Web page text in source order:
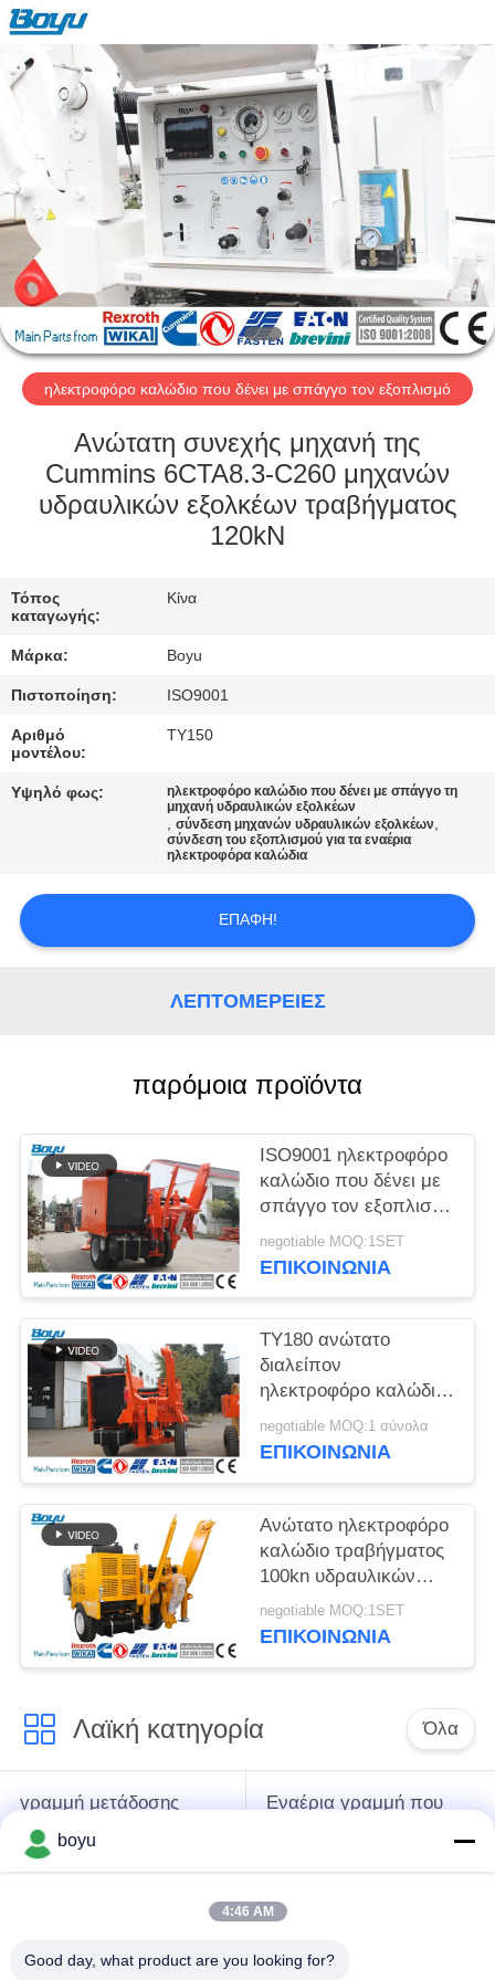
ΣΠΊΤΙ
ΠΡΟΪΌΝΤΑ
ΠΕΡΊΠΟΥ
ΕΜΕΊΣ
ΓΎΡΟΣ
ΕΡΓΟΣΤΑΣΊΩΝ
ΠΟΙΟΤΙΚΌΣ
ΈΛΕΓΧΟΣ
ΕΛΆΤΕ
ΣΕ
ΕΠΑΦΉ
ΕΙΔΉΣΕΙΣ
ΖΗΤΉΣΤΕ
ΈΝΑ
ΑΠΌΣΠΑΣΜΑ
2026
Yixing
Power
Machinery
Co.,LTD.
ηλεκτροφόρο καλώδιο που δένει με σπάγγο τον εξοπλισμό
Ανώτατη συνεχής μηχανή της
Cummins 6CTA8.3-C260 μηχανών
υδραυλικών εξολκέων τραβήγματος
120kN
Τόπος
καταγωγής:
Κίνα
Μάρκα: Boyu
Πιστοποίηση: ISO9001
Αριθμό
μοντέλου:
TY150
Υψηλό φως:
ηλεκτροφόρο καλώδιο που δένει με σπάγγο τη
μηχανή υδραυλικών εξολκέων
,σύνδεση μηχανών υδραυλικών εξολκέων,
σύνδεση του εξοπλισμού για τα εναέρια
ηλεκτροφόρα καλώδια
ΕΠΑΦΉ!
ΛΕΠΤΟΜΈΡΕΙΕΣ
παρόμοια προϊόντα
ISO9001 ηλεκτροφόρο
καλώδιο που δένει με
σπάγγο τον εξοπλισμό
για τα γενικά έξοδα
που δένει με σπάγγο
negotiable MOQ:1SET
ΕΠΙΚΟΙΝΩΝΊΑ
TY180 ανώτατο
διαλείπον
ηλεκτροφόρο καλώδιο
τραβήγματος 190kN
που δένει με σπάγγο
negotiable MOQ:1 σύνολα
ΕΠΙΚΟΙΝΩΝΊΑ
Ανώτατο ηλεκτροφόρο
καλώδιο τραβήγματος
100kn υδραυλικών
εξολκέων που δένει με
σπάγγο τον εξοπλισμό
negotiable MOQ:1SET
ΕΠΙΚΟΙΝΩΝΊΑ
Λαϊκή κατηγορία Όλα
γραμμή μετάδοσης
που δένει με σπάγγο
τον εξοπλισμό
Εναέρια γραμμή που
εξοπλισμό
συστροφής
boyu
4:46 AM
Good day, what product are you looking for?